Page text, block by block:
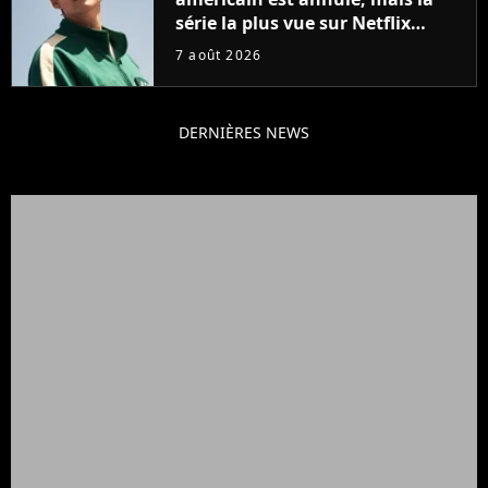
série la plus vue sur Netflix
pourrait avoir une version
7 août 2026
DERNIÈRES NEWS